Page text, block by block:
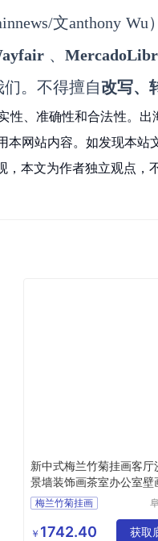
文anthony Wu
、
们。不得擅自改写、
性、准确性和合法性。
本网站内容。如发现本
本文为作者独立观点，
新中式梅兰竹菊挂画客厅
景墙装饰画茶室办公室壁
梅兰竹菊挂画
挂画
装饰画
￥ 1742.40 获取